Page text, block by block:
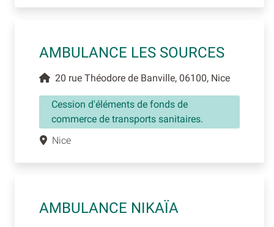
AMBULANCE LES SOURCES
20 rue Théodore de Banville, 06100, Nice
Cession d'éléments de fonds de
commerce de transports sanitaires.
Nice
AMBULANCE NIKAÏA